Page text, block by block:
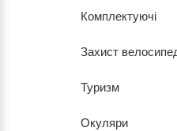
Комплектуючі
Захист
Туризм
Окуляри